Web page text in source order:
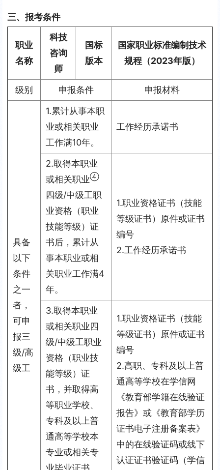
三、报考条件
职业
名称
科技
咨询
师
国标
版本
国家职业标准编制技术
规程（2023年版）
级别 申报条件 申报材料
具备
以下
条件
之一
者，
可申
报三
级/高
级工
1.累计从事本职
业或相关职业
工作满10年。
工作经历承诺书
2.取得本职业
或相关职业④
四级/中级工职
业资格（职业
技能等级）证
书后，累计从
事本职业或相
关职业工作满4
年。
1.职业资格证书（技能
等级证书）原件或证书
编号
2.工作经历承诺书
3.取得本职业
或相关职业四
级/中级工职业
资格（职业技
能等级）证
书，并取得高
等职业学校、
专科及以上普
通高等学校本
专业或相关专
业毕业证书
1.职业资格证书（技能
等级证书）原件或证书
编号
2.高职、专科及以上普
通高等学校在学信网
《教育部学籍在线验证
报告》或《教育部学历
证书电子注册备案表》
中的在线验证码或线下
认证证书验证码（学信